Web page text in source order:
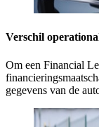
Verschil
Om een Financial
gegevens van de